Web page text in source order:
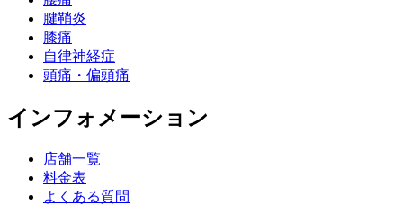
腱鞘炎
膝痛
自律神経症
頭痛・偏頭痛
インフォメーション
店舗一覧
料金表
よくある質問